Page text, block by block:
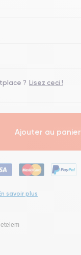
? Lisez ceci !
Ajouter au panier
savoir plus